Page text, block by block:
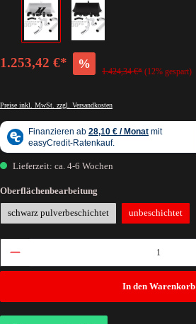
1.253,42 €* %
1.424,34 €* (12% gespart)
Preise inkl. MwSt. zzgl. Versandkosten
Lieferzeit: ca. 4-6 Wochen
Oberflächenbearbeitung
schwarz pulverbeschichtet unbeschichtet
In den Warenkorb